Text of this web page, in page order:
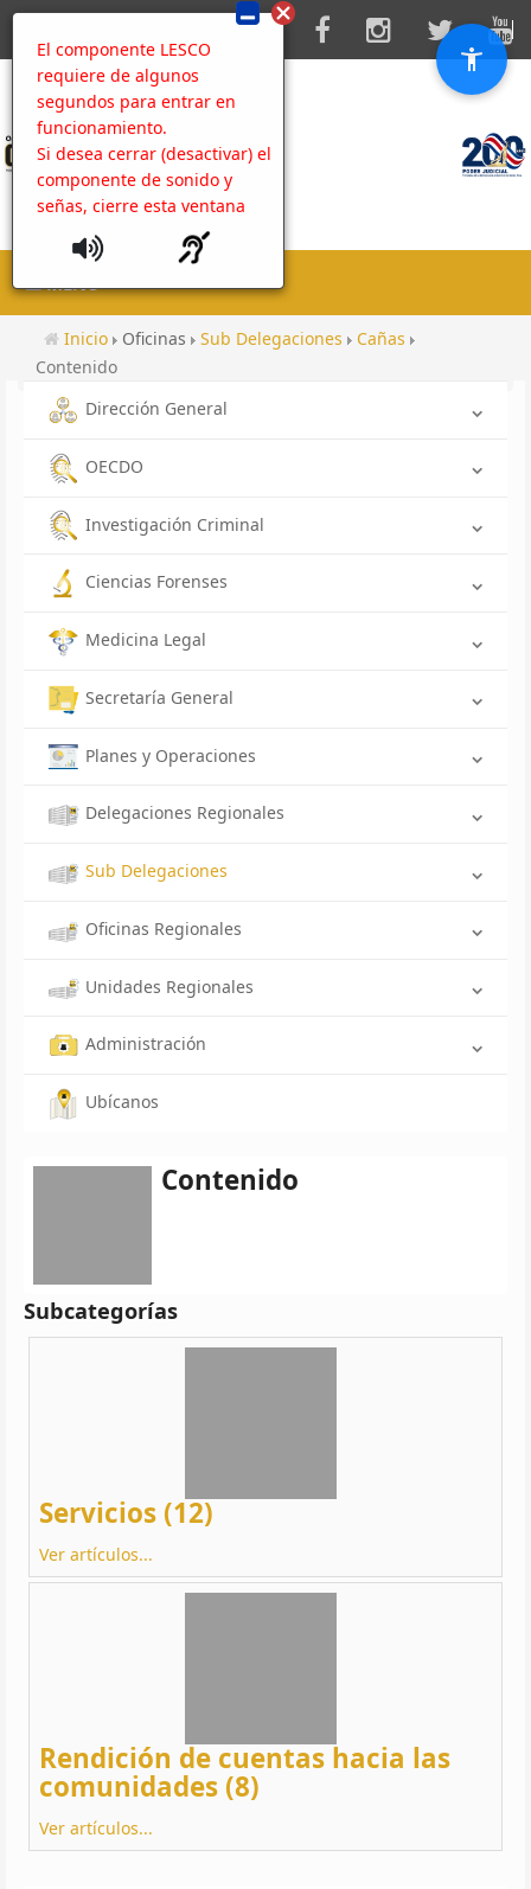
El componente LESCO
requiere de algunos
segundos para entrar en
funcionamiento.
Si desea cerrar (desactivar) el
componente de sonido y
señas, cierre esta ventana
MENU
Inicio Oficinas Sub Delegaciones
Cañas
Contenido
Dirección General
OECDO
Investigación Criminal
Ciencias Forenses
Medicina Legal
Secretaría General
Planes y Operaciones
Delegaciones Regionales
Sub Delegaciones
Oficinas Regionales
Unidades Regionales
Administración
Ubícanos
Contenido
Subcategorías
Servicios (12)
Ver artículos...
Rendición de cuentas hacia las
comunidades (8)
Ver artículos...